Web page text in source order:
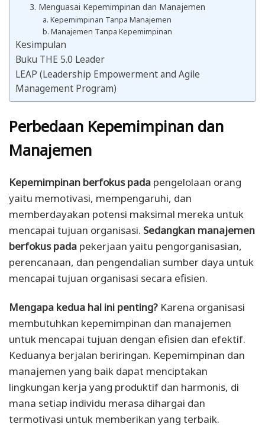
3. Menguasai Kepemimpinan dan Manajemen
a. Kepemimpinan Tanpa Manajemen
b. Manajemen Tanpa Kepemimpinan
Kesimpulan
Buku THE 5.0 Leader
LEAP (Leadership Empowerment and Agile
Management Program)
Perbedaan Kepemimpinan dan
Manajemen
Kepemimpinan berfokus pada pengelolaan orang
yaitu memotivasi, mempengaruhi, dan
memberdayakan potensi maksimal mereka untuk
mencapai tujuan organisasi. Sedangkan manajemen
berfokus pada pekerjaan yaitu pengorganisasian,
perencanaan, dan pengendalian sumber daya untuk
mencapai tujuan organisasi secara efisien.
Mengapa kedua hal ini penting? Karena organisasi
membutuhkan kepemimpinan dan manajemen
untuk mencapai tujuan dengan efisien dan efektif.
Keduanya berjalan beriringan. Kepemimpinan dan
manajemen yang baik dapat menciptakan
lingkungan kerja yang produktif dan harmonis, di
mana setiap individu merasa dihargai dan
termotivasi untuk memberikan yang terbaik.